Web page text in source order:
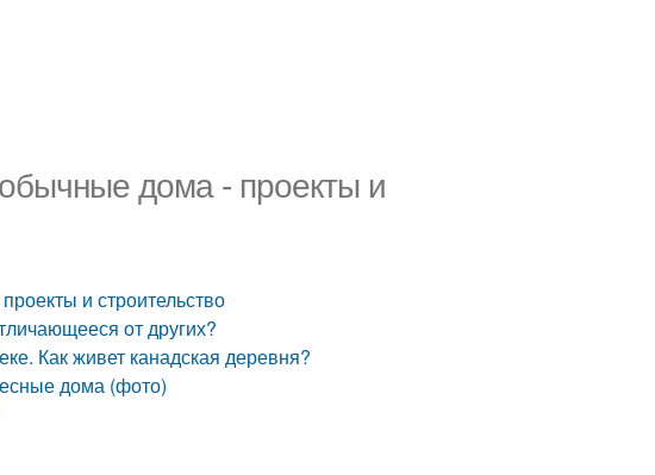
дома - проекты и
и строительство
от других?
Как живет канадская деревня?
дома (фото)